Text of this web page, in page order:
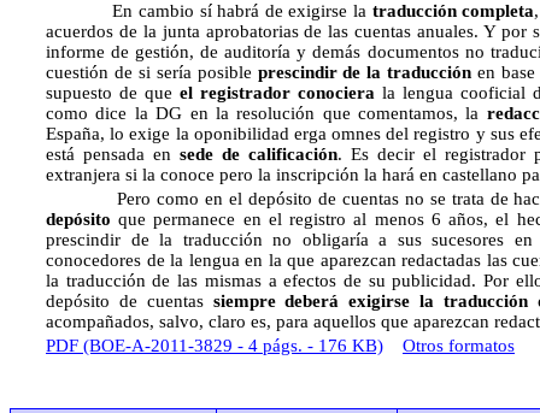
En cambio sí habrá de exigirse la traducción completa
acuerdos de la junta aprobatorias de las cuentas anuales. Y
informe de gestión, de auditoría y demás documentos no
cuestión de si sería posible prescindir de la traducción en
supuesto de queel registrador conociera la lengua cooficial
como dice la DG en la resolución que comentamos, la
España, lo exige la oponibilidad erga omnes del registro y sus
está pensada ensede de calificación. Es decir el registrador
extranjera si la conoce pero la inscripción la hará en castellano
Pero como en el depósito de cuentas no se trata de
depósito que permanece en el registro al menos 6 años, el
prescindir de la traducción no obligaría a sus sucesores
conocedores de la lengua en la que aparezcan redactadas las
la traducción de las mismas a efectos de su publicidad. Por
depósito de cuentas siempre deberá exigirse la traducción
acompañados, salvo, claro es, para aquellos que aparezcan
PDF (BOE-A-2011-3829 - 4 págs. - 176 KB)
Otros formatos